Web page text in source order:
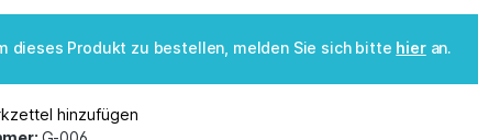
dieses Produkt zu bestellen, melden Sie sich bitte hieran.
hinzufügen